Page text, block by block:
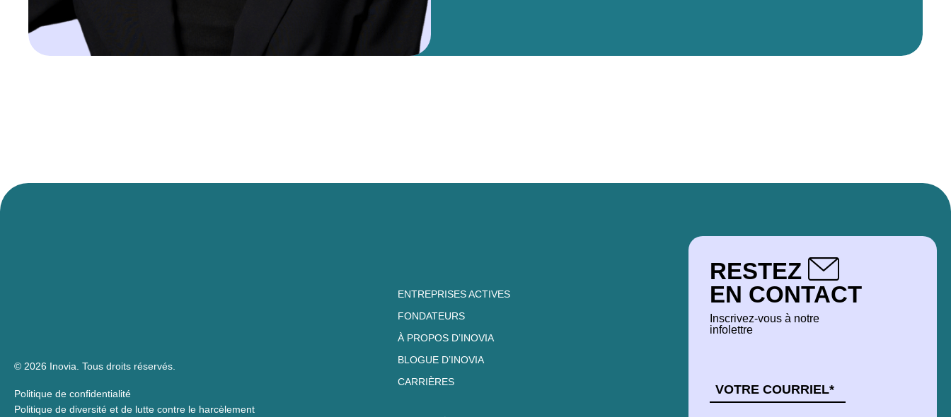
© 2026 Inovia. Tous droits réservés.
Politique de confidentialité
Politique de diversité et de lutte contre le harcèlement
ENTREPRISES ACTIVES
FONDATEURS
À PROPOS D’INOVIA
BLOGUE D’INOVIA
CARRIÈRES
RESTEZ
EN CONTACT
Inscrivez-vous à notre
infolettre
COURRIEL
*